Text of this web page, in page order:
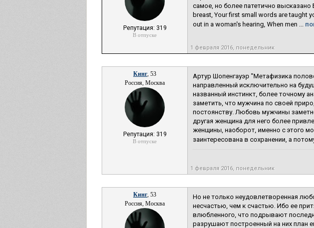
Репутация: 319
В отпуске
самое, но более патетично
breast, Your first small words are taught
out in a woman's hearing, When men ...
1 февраля 2016, понедельник
Кинг, 53
Россия, Москва
Репутация: 319
В отпуске
Артур Шопенгауэр "Метафизика
направленный исключительно на
названный инстинкт, более точному
заметить, что мужчина по своей
постоянству. Любовь мужчины
другая женщина для него более
женщины, наоборот, именно с этого
заинтересована в сохранении, а
1 февраля 2016, понедельник
Кинг, 53
Россия, Москва
Но не только неудовлетворенная
несчастью, чем к счастью. Ибо ее
влюбленного, что подрывают
разрушают построенный на них план